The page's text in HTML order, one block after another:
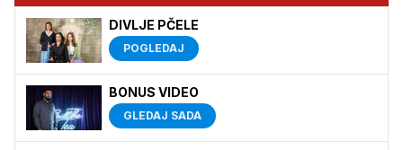
DIVLJE PČELE
POGLEDAJ
BONUS VIDEO
GLEDAJ SADA